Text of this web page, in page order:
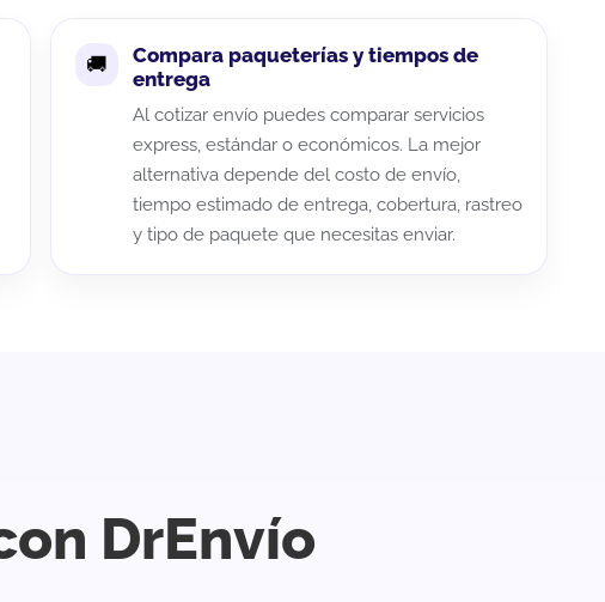
Compara paqueterías y tiempos de
entrega
Al cotizar envío puedes comparar servicios
express, estándar o económicos. La mejor
alternativa depende del costo de envío,
tiempo estimado de entrega, cobertura, rastreo
y tipo de paquete que necesitas enviar.
DrEnvío